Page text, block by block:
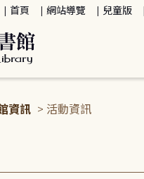
首頁 網站導覽 兒童版
資訊 > 活動資訊